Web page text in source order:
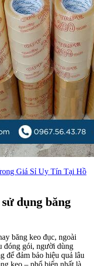
Giá Sỉ Uy Tín Tại Hồ
dụng băng
băng keo đục, ngoài
đóng gói, người dùng
để đảm bảo hiệu quả lâu
keo – phổ biến nhất là